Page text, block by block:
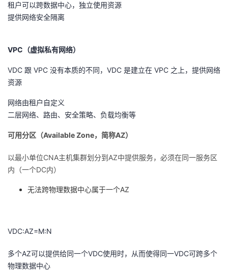
者
博
客
的
论
坛
我
的
圈
子
我
的
直
我
的
我
注
开
发
的
Programs
我
的
租户可以跨数据中心，独立使用资源
提供网络安全隔离
VPC（虚拟私有网络）
VDC 跟 VPC 没有本质的不同，VDC 是建立在 VPC 之上，提供网络
资源
网络由租户自定义
二层网络、路由、安全策略、负载均衡等
可用分区（Available Zone，简称AZ）
以最小单位CNA主机集群划分到AZ中提供服务，必须在同一服务区
内（一个DC内）
无法跨物理数据中心属于一个AZ
VDC:AZ=M:N
多个AZ可以提供给同一个VDC使用时，从而使得同一VDC可跨多个
物理数据中心